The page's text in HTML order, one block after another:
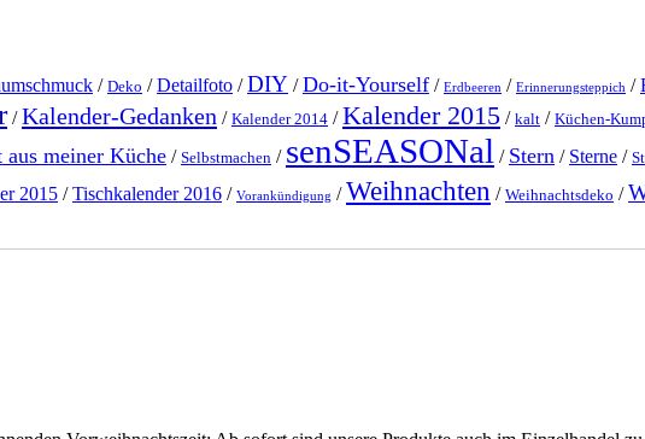
/ Deko /Detailfoto /DIY /Do-it-Yourself / Erdbeeren / Erinnerungsteppich /
/Kalender-Gedanken / Kalender 2014 /Kalender 2015 / kalt / Küchen-
aus meiner Küche / Selbstmachen / senSEASONal / Stern / Sterne /
2015 /Tischkalender 2016 / Vorankündigung /Weihnachten / Weihnachtsdeko /